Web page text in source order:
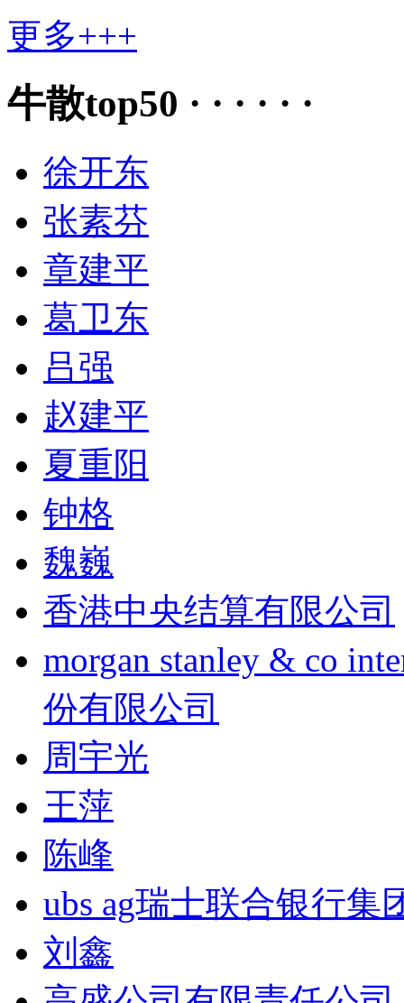
更多+++
牛散top50 · · · · · ·
徐开东
张素芬
章建平
葛卫东
吕强
赵建平
夏重阳
钟格
魏巍
香港中央结算有限公司
morgan stanley & co
份有限公司
周宇光
王萍
陈峰
ubs ag瑞士联合银行集
刘鑫